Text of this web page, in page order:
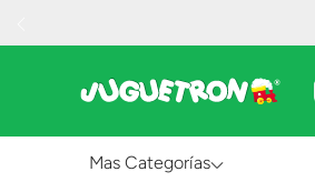
Mas Categorías